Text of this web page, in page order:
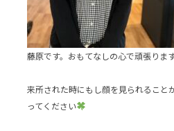
藤原です。おもてなしの心で頑張ります
来所された時にもし顔を見られること
ってください